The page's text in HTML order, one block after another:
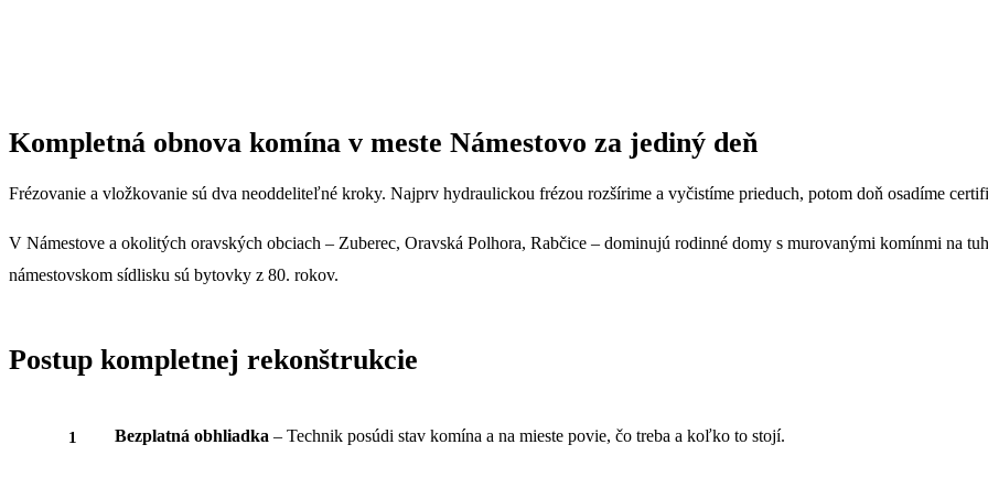
Kompletná obnova komína v meste Námestovo za jediný deň
Frézovanie a vložkovanie sú dva neoddeliteľné kroky. Najprv hydraulickou frézou rozšírime a vyčistíme prieduch, potom doň osadíme
V Námestove a okolitých oravských obciach – Zuberec, Oravská Polhora, Rabčice – dominujú rodinné domy s murovanými komínmi na
námestovskom sídlisku sú bytovky z 80. rokov.
Postup kompletnej rekonštrukcie
Bezplatná obhliadka – Technik posúdi stav komína a na mieste povie, čo treba a koľko to stojí.